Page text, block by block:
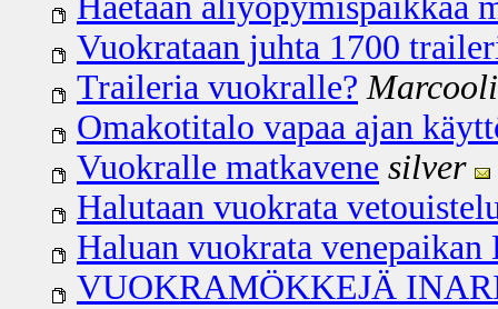
Vuokrataan juhta 1700
Traileria vuokralle?
Omakotitalo vapaa ajan
Vuokralle matkavene silver
Halutaan vuokrata
Haluan vuokrata
VUOKRAMÖKKEJÄ